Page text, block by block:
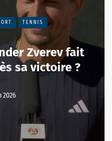
TENNIS
Zverev fait
sa victoire ?
2026